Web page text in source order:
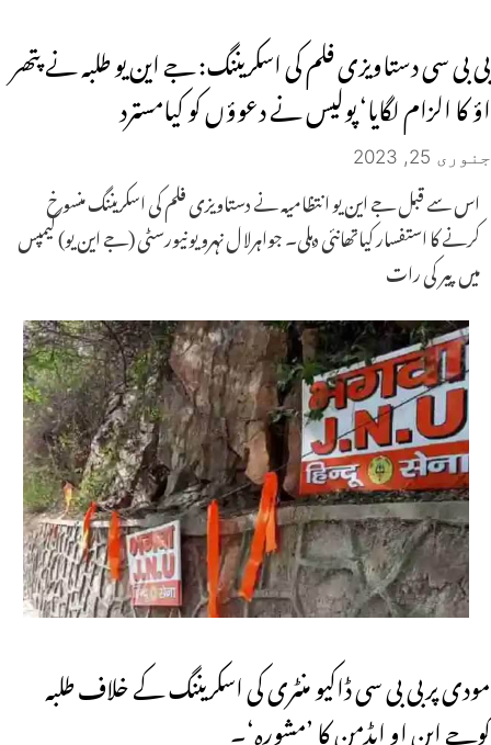
بی بی سی دستاویزی فلم کی اسکریننگ: جے این یو طلبہ نے پتھر
اؤ کا الزام لگایا‘ پولیس نے دعوؤں کو کیامسترد
جنوری 25, 2023
اس سے قبل جے این یو انتظامیہ نے دستاویزی فلم کی اسکریننگ منسوخ
کرنے کا استفسار کیاتھانئی دہلی۔ جواہرلا ل نہرو یونیورسٹی (جے این یو) کیمپس
میں پیر کی رات
مودی پربی بی سی ڈاکیو منٹری کی اسکریننگ کے خلاف طلبہ
کوجے این او ایڈمن کا ’مشورہ‘۔